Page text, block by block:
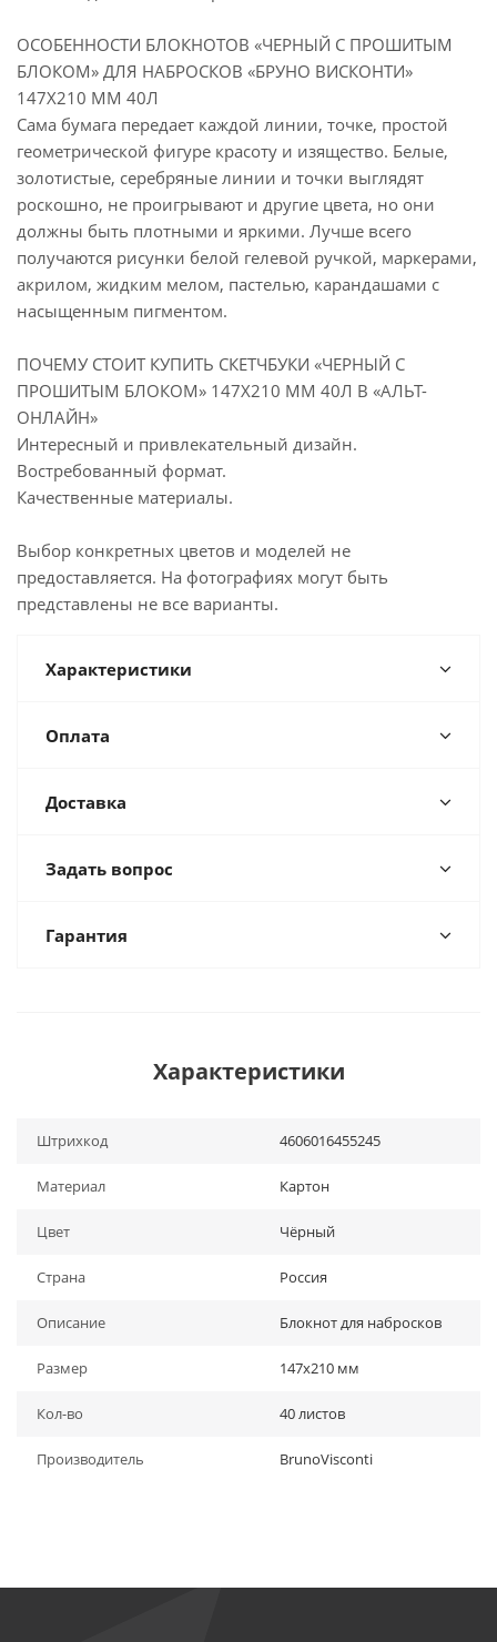
ОСОБЕННОСТИ БЛОКНОТОВ «ЧЕРНЫЙ С ПРОШИТЫМ
БЛОКОМ» ДЛЯ НАБРОСКОВ «БРУНО ВИСКОНТИ»
147Х210 ММ 40Л
Сама бумага передает каждой линии, точке, простой
геометрической фигуре красоту и изящество. Белые,
золотистые, серебряные линии и точки выглядят
роскошно, не проигрывают и другие цвета, но они
должны быть плотными и яркими. Лучше всего
получаются рисунки белой гелевой ручкой, маркерами,
акрилом, жидким мелом, пастелью, карандашами с
насыщенным пигментом.
ПОЧЕМУ СТОИТ КУПИТЬ СКЕТЧБУКИ «ЧЕРНЫЙ С
ПРОШИТЫМ БЛОКОМ» 147Х210 ММ 40Л В «АЛЬТ-
ОНЛАЙН»
Интересный и привлекательный дизайн.
Востребованный формат.
Качественные материалы.
Выбор конкретных цветов и моделей не
предоставляется. На фотографиях могут быть
представлены не все варианты.
Характеристики
Оплата
Доставка
Задать вопрос
Гарантия
Характеристики
Штрихкод 4606016455245
Материал Картон
Цвет Чёрный
Страна Россия
Описание Блокнот для набросков
Размер 147х210 мм
Кол-во 40 листов
Производитель BrunoVisconti